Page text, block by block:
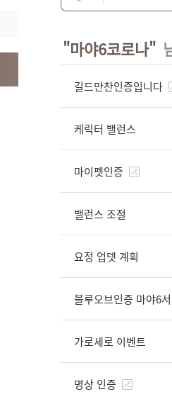
"마야6코로나"
길드만찬인증입니다
케릭터 밸런스
마이펫인증
밸런스 조절
요정 업뎃 계획
블루오브인증 마야6
가로세로 이벤트
명상 인증